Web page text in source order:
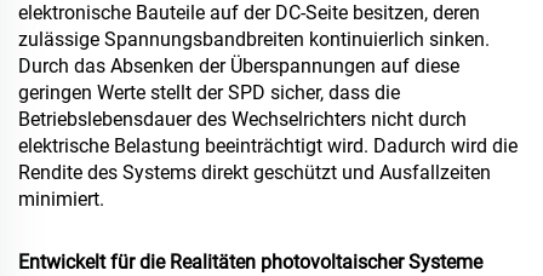
elektronische Bauteile auf der DC-Seite besitzen, deren
zulässige Spannungsbandbreiten kontinuierlich sinken.
Durch das Absenken der Überspannungen auf diese
geringen Werte stellt der SPD sicher, dass die
Betriebslebensdauer des Wechselrichters nicht durch
elektrische Belastung beeinträchtigt wird. Dadurch wird die
Rendite des Systems direkt geschützt und Ausfallzeiten
minimiert.
Entwickelt für die Realitäten photovoltaischer Systeme